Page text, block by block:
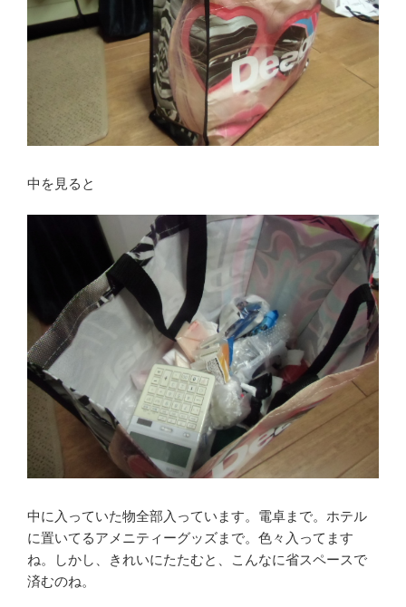
中を見ると
中に入っていた物全部入っています。電卓まで。ホテル
に置いてるアメニティーグッズまで。色々入ってます
ね。しかし、きれいにたたむと、こんなに省スペースで
済むのね。